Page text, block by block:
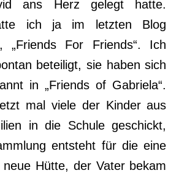
ans Herz gelegt hatte.
ich ja im letzten Blog
„Friends For Friends“. Ich
beteiligt, sie haben sich
in „Friends of Gabriela“.
mal viele der Kinder aus
in die Schule geschickt,
entsteht für die eine
neue Hütte, der Vater bekam